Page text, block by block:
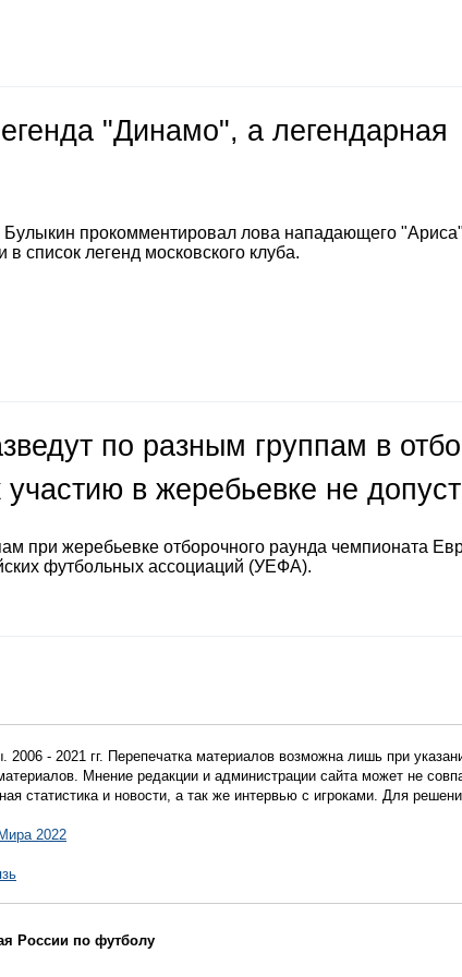
"Динамо", а легендарная
прокомментировал лова нападающего "Ариса"
список легенд московского клуба.
по разным группам в
в жеребьевке не
при жеребьевке отборочного раунда чемпионата
футбольных ассоциаций (УЕФА).
- 2021 гг. Перепечатка материалов возможна лишь при
Мнение редакции и администрации сайта может не
статистика и новости, а так же интервью с игроками. Для
2022
России по футболу